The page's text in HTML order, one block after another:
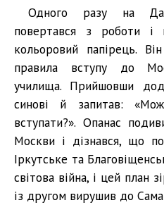
Одного разу на
повертався з роботи і
кольоровий папірець.
правила вступу до
училища. Прийшовши
синові й запитав:
вступати?». Опанас
Москви і дізнався, що
Іркутське та
світова війна, і цей план
із другом вирушив до